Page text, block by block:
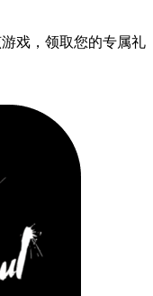
戏，领取您的专属礼